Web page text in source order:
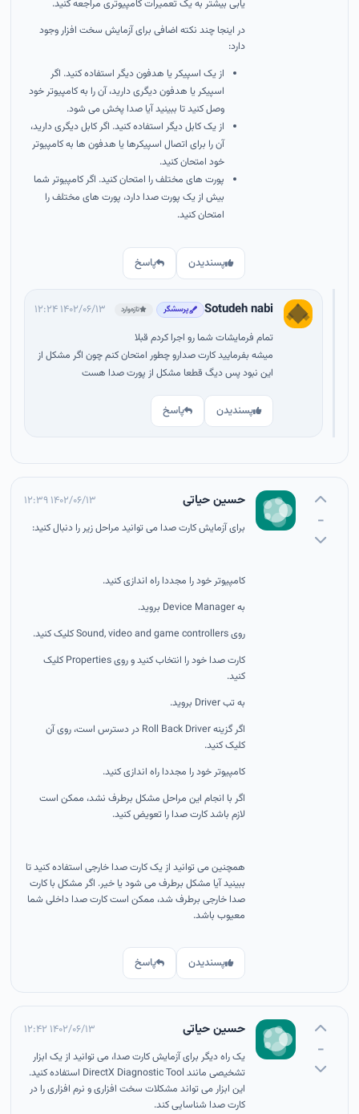
یابی بیشتر به یک تعمیرات کامپیوتری مراجعه کنید.
در اینجا چند نکته اضافی برای آزمایش سخت افزار وجود
دارد:
از یک اسپیکر یا هدفون دیگر استفاده کنید. اگر
اسپیکر یا هدفون دیگری دارید، آن را به کامپیوتر خود
وصل کنید تا ببینید آیا صدا پخش می شود.
از یک کابل دیگر استفاده کنید. اگر کابل دیگری دارید،
آن را برای اتصال اسپیکرها یا هدفون ها به کامپیوتر
خود امتحان کنید.
پورت های مختلف را امتحان کنید. اگر کامپیوتر شما
بیش از یک پورت صدا دارد، پورت های مختلف را
امتحان کنید.
پسندیدن پاسخ
Sotudeh nabi پرسشگر تازه‌وارد
۱۴۰۲/۰۶/۱۳ ۱۲:۲۴
تمام فرمایشات شما رو اجرا کردم قبلا
میشه بفرمایید کارت صدارو چطور امتحان کنم چون اگر مشکل از
این نبود پس دیگ قطعا مشکل از پورت صدا هست
پسندیدن پاسخ
-
حسین حیاتی
۱۴۰۲/۰۶/۱۳ ۱۲:۳۹
برای آزمایش کارت صدا می توانید مراحل زیر را دنبال کنید:
کامپیوتر خود را مجددا راه اندازی کنید.
به Device Manager بروید.
روی Sound, video and game controllers کلیک کنید.
کارت صدا خود را انتخاب کنید و روی Properties کلیک
کنید.
به تب Driver بروید.
اگر گزینه Roll Back Driver در دسترس است، روی آن
کلیک کنید.
کامپیوتر خود را مجددا راه اندازی کنید.
اگر با انجام این مراحل مشکل برطرف نشد، ممکن است
لازم باشد کارت صدا را تعویض کنید.
همچنین می توانید از یک کارت صدا خارجی استفاده کنید تا
ببینید آیا مشکل برطرف می شود یا خیر. اگر مشکل با کارت
صدا خارجی برطرف شد، ممکن است کارت صدا داخلی شما
معیوب باشد.
پسندیدن پاسخ
-
حسین حیاتی
۱۴۰۲/۰۶/۱۳ ۱۲:۴۲
یک راه دیگر برای آزمایش کارت صدا، می توانید از یک ابزار
تشخیصی مانند DirectX Diagnostic Tool استفاده کنید.
این ابزار می تواند مشکلات سخت افزاری و نرم افزاری را در
کارت صدا شناسایی کند.